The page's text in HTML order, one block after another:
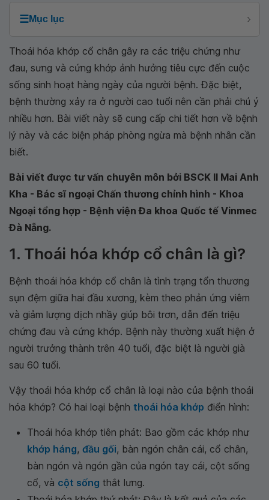
☰Mục lục
Thoái hóa khớp cổ chân gây ra các triệu chứng như
đau, sưng và cứng khớp ảnh hưởng tiêu cực đến cuộc
sống sinh hoạt hàng ngày của người bệnh. Đặc biệt,
bệnh thường xảy ra ở người cao tuổi nên cần phải chú ý
nhiều hơn. Bài viết này sẽ cung cấp chi tiết hơn về bệnh
lý này và các biện pháp phòng ngừa mà bệnh nhân cần
biết.
Bài viết được tư vấn chuyên môn bởi BSCK II Mai Anh
Kha - Bác sĩ ngoại Chấn thương chỉnh hình - Khoa
Ngoại tổng hợp - Bệnh viện Đa khoa Quốc tế Vinmec
Đà Nẵng.
1. Thoái hóa khớp cổ chân là gì?
Bệnh thoái hóa khớp cổ chân là tình trạng tổn thương
sụn đệm giữa hai đầu xương, kèm theo phản ứng viêm
và giảm lượng dịch nhầy giúp bôi trơn, dẫn đến triệu
chứng đau và cứng khớp. Bệnh này thường xuất hiện ở
người trưởng thành trên 40 tuổi, đặc biệt là người già
sau 60 tuổi.
Vậy thoái hóa khớp cổ chân là loại nào của bệnh thoái
hóa khớp? Có hai loại bệnh thoái hóa khớp điển hình:
Thoái hóa khớp tiên phát: Bao gồm các khớp như
khớp háng, đầu gối, bàn ngón chân cái, cổ chân,
bàn ngón và ngón gần của ngón tay cái, cột sống
cổ, và cột sống thắt lưng.